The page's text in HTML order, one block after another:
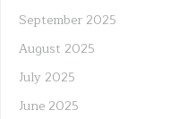
September 2025
August 2025
July 2025
June 2025